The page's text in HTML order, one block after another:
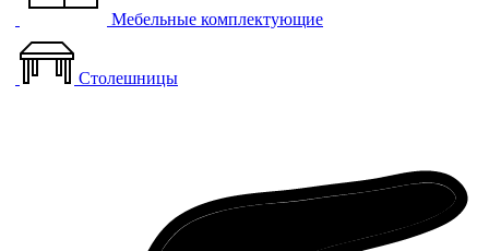
Мебельные комплектующие
Столешницы